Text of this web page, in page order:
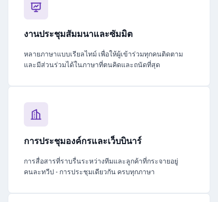
งานประชุมสัมมนาและซัมมิต
หลายภาษาแบบเรียลไทม์ เพื่อให้ผู้เข้าร่วมทุกคนติดตาม
และมีส่วนร่วมได้ในภาษาที่ตนคิดและถนัดที่สุด
การประชุมองค์กรและเว็บบินาร์
การสื่อสารที่ราบรื่นระหว่างทีมและลูกค้าที่กระจายอยู่
คนละทวีป - การประชุมเดียวกัน ครบทุกภาษา